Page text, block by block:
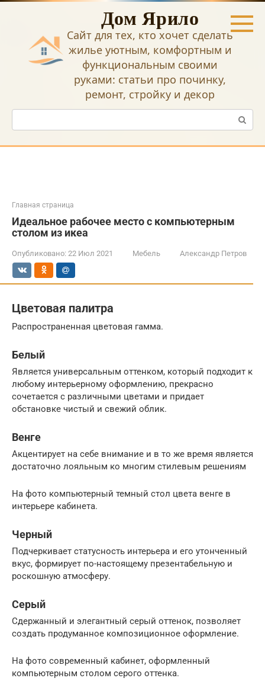
Перейти
Дом Ярило
Сайт для тех, кто хочет сделать
жилье уютным, комфортным и
функциональным своими
руками: статьи про починку,
ремонт, стройку и декор
Поиск:
Главная страница
Идеальное рабочее место с компьютерным
столом из икеа
Опубликовано: 22 Июл 2021 Мебель Александр Петров
Цветовая палитра
Распространенная цветовая гамма.
Белый
Является универсальным оттенком, который подходит к
любому интерьерному оформлению, прекрасно
сочетается с различными цветами и придает
обстановке чистый и свежий облик.
Венге
Акцентирует на себе внимание и в то же время является
достаточно лояльным ко многим стилевым решениям
На фото компьютерный темный стол цвета венге в
интерьере кабинета.
Черный
Подчеркивает статусность интерьера и его утонченный
вкус, формирует по-настоящему презентабельную и
роскошную атмосферу.
Серый
Сдержанный и элегантный серый оттенок, позволяет
создать продуманное композиционное оформление.
На фото современный кабинет, оформленный
компьютерным столом серого оттенка.